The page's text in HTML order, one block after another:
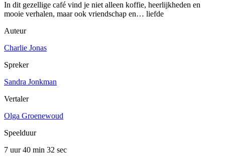
In dit gezellige café vind je niet alleen koffie, heerlijkheden en
mooie verhalen, maar ook vriendschap en… liefde
Auteur
Charlie Jonas
Spreker
Sandra Jonkman
Vertaler
Olga Groenewoud
Speelduur
7 uur 40 min 32 sec